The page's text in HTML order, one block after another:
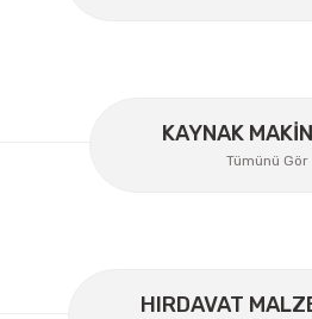
Gönder
KAYNAK
Tümünü Gör
HIRDAVAT